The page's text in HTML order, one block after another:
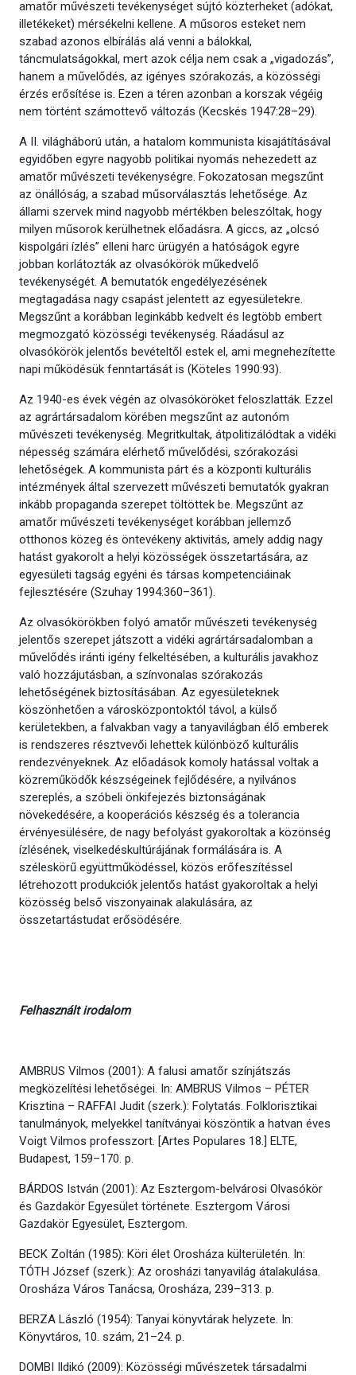
amatőr művészeti tevékenységet sújtó közterheket (adókat,
illetékeket) mérsékelni kellene. A műsoros esteket nem
szabad azonos elbírálás alá venni a bálokkal,
táncmulatságokkal, mert azok célja nem csak a „vigadozás”,
hanem a művelődés, az igényes szórakozás, a közösségi
érzés erősítése is. Ezen a téren azonban a korszak végéig
nem történt számottevő változás (Kecskés 1947:28–29).
A II. világháború után, a hatalom kommunista kisajátításával
egyidőben egyre nagyobb politikai nyomás nehezedett az
amatőr művészeti tevékenységre. Fokozatosan megszűnt
az önállóság, a szabad műsorválasztás lehetősége. Az
állami szervek mind nagyobb mértékben beleszóltak, hogy
milyen műsorok kerülhetnek előadásra. A giccs, az „olcsó
kispolgári ízlés” elleni harc ürügyén a hatóságok egyre
jobban korlátozták az olvasókörök műkedvelő
tevékenységét. A bemutatók engedélyezésének
megtagadása nagy csapást jelentett az egyesületekre.
Megszűnt a korábban leginkább kedvelt és legtöbb embert
megmozgató közösségi tevékenység. Ráadásul az
olvasókörök jelentős bevételtől estek el, ami megnehezítette
napi működésük fenntartását is (Köteles 1990:93).
Az 1940-es évek végén az olvasóköröket feloszlatták. Ezzel
az agrártársadalom körében megszűnt az autonóm
művészeti tevékenység. Megritkultak, átpolitizálódtak a vidéki
népesség számára elérhető művelődési, szórakozási
lehetőségek. A kommunista párt és a központi kulturális
intézmények által szervezett művészeti bemutatók gyakran
inkább propaganda szerepet töltöttek be. Megszűnt az
amatőr művészeti tevékenységet korábban jellemző
otthonos közeg és öntevékeny aktivitás, amely addig nagy
hatást gyakorolt a helyi közösségek összetartására, az
egyesületi tagság egyéni és társas kompetenciáinak
fejlesztésére (Szuhay 1994:360–361).
Az olvasókörökben folyó amatőr művészeti tevékenység
jelentős szerepet játszott a vidéki agrártársadalomban a
művelődés iránti igény felkeltésében, a kulturális javakhoz
való hozzájutásban, a színvonalas szórakozás
lehetőségének biztosításában. Az egyesületeknek
köszönhetően a városközpontoktól távol, a külső
kerületekben, a falvakban vagy a tanyavilágban élő emberek
is rendszeres résztvevői lehettek különböző kulturális
rendezvényeknek. Az előadások komoly hatással voltak a
közreműködők készségeinek fejlődésére, a nyilvános
szereplés, a szóbeli önkifejezés biztonságának
növekedésére, a kooperációs készség és a tolerancia
érvényesülésére, de nagy befolyást gyakoroltak a közönség
ízlésének, viselkedéskultúrájának formálására is. A
széleskörű együttműködéssel, közös erőfeszítéssel
létrehozott produkciók jelentős hatást gyakoroltak a helyi
közösség belső viszonyainak alakulására, az
összetartástudat erősödésére.
Felhasznált irodalom
AMBRUS Vilmos (2001): A falusi amatőr színjátszás
megközelítési lehetőségei. In: AMBRUS Vilmos – PÉTER
Krisztina – RAFFAI Judit (szerk.): Folytatás. Folklorisztikai
tanulmányok, melyekkel tanítványai köszöntik a hatvan éves
Voigt Vilmos professzort. [Artes Populares 18.] ELTE,
Budapest, 159–170. p.
BÁRDOS István (2001): Az Esztergom-belvárosi Olvasókör
és Gazdakör Egyesület története. Esztergom Városi
Gazdakör Egyesület, Esztergom.
BECK Zoltán (1985): Köri élet Orosháza külterületén. In:
TÓTH József (szerk.): Az orosházi tanyavilág átalakulása.
Orosháza Város Tanácsa, Orosháza, 239–313. p.
BERZA László (1954): Tanyai könyvtárak helyzete. In:
Könyvtáros, 10. szám, 21–24. p.
DOMBI Ildikó (2009): Közösségi művészetek társadalmi